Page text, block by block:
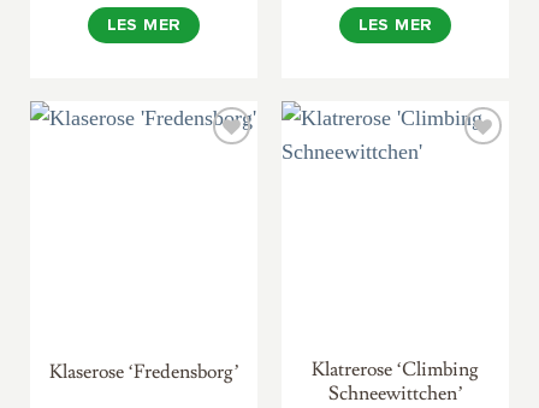
LES MER LES MER
Klaserose ‘Fredensborg’
Klatrerose ‘Climbing
Schneewittchen’